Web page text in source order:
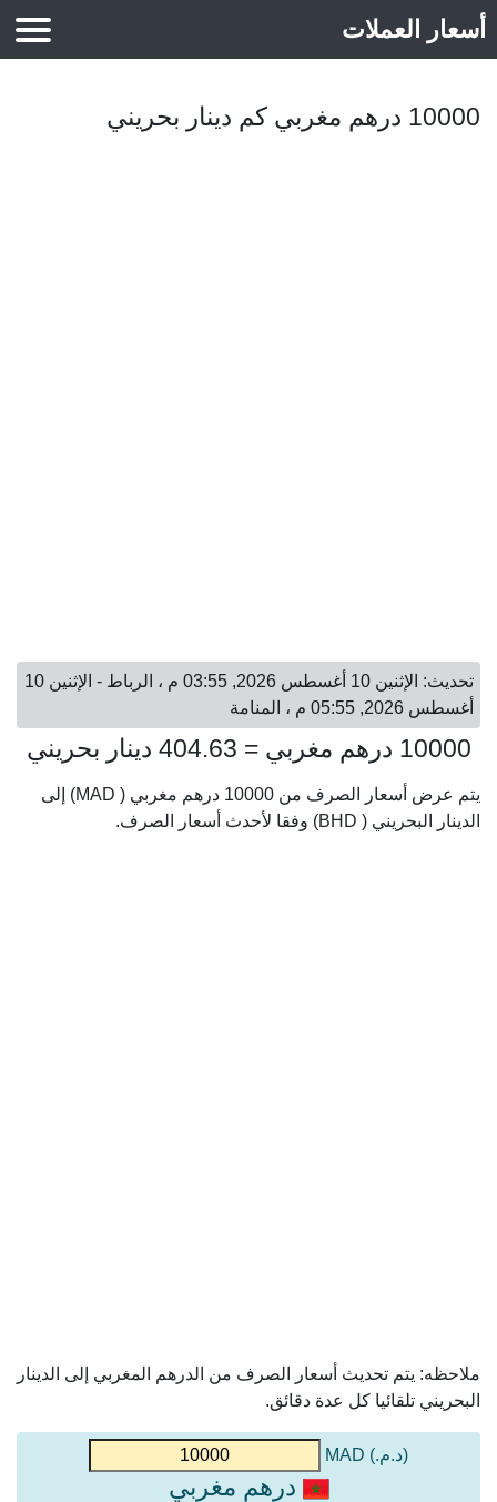
أسعار العملات
10000 درهم مغربي كم دينار بحريني
تحديث: الإثنين 10 أغسطس 2026, 03:55 م ، الرباط - الإثنين 10
أغسطس 2026, 05:55 م ، المنامة
10000 درهم مغربي = 404.63 دينار بحريني
يتم عرض أسعار الصرف من 10000 درهم مغربي ( MAD) إلى
الدينار البحريني ( BHD) وفقا لأحدث أسعار الصرف.
ملاحظه: يتم تحديث أسعار الصرف من الدرهم المغربي إلى الدينار
البحريني تلقائيا كل عدة دقائق.
(د.م.) MAD
درهم مغربي